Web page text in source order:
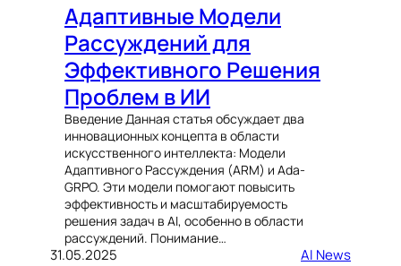
Адаптивные Модели
Рассуждений для
Эффективного Решения
Проблем в ИИ
Введение Данная статья обсуждает два
инновационных концепта в области
искусственного интеллекта: Модели
Адаптивного Рассуждения (ARM) и Ada-
GRPO. Эти модели помогают повысить
эффективность и масштабируемость
решения задач в AI, особенно в области
рассуждений. Понимание…
31.05.2025 AI News